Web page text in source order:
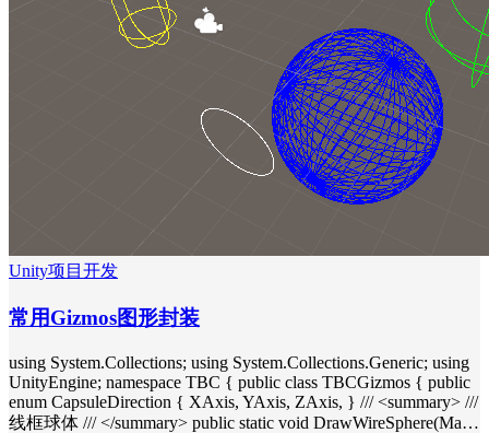
Unity项目开发
常用Gizmos图形封装
using System.Collections; using System.Collections.Generic; using
UnityEngine; namespace TBC { public class TBCGizmos { public
enum CapsuleDirection { XAxis, YAxis, ZAxis, } /// <summary> ///
线框球体 /// </summary> public static void DrawWireSphere(Ma…